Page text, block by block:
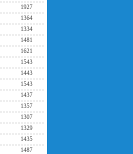
1927
1364
1334
1481
1621
1543
1443
1543
1437
1357
1307
1329
1435
1487